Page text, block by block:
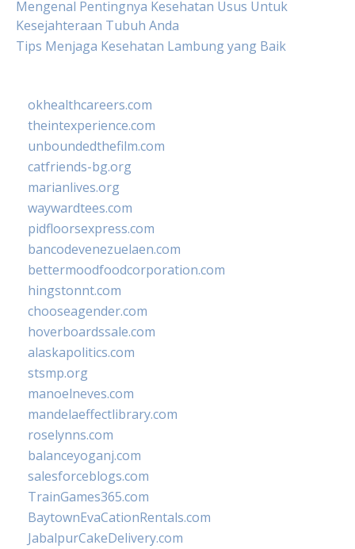
Mengenal Pentingnya Kesehatan Usus Untuk
Kesejahteraan Tubuh Anda
Tips Menjaga Kesehatan Lambung yang Baik
okhealthcareers.com
theintexperience.com
unboundedthefilm.com
catfriends-bg.org
marianlives.org
waywardtees.com
pidfloorsexpress.com
bancodevenezuelaen.com
bettermoodfoodcorporation.com
hingstonnt.com
chooseagender.com
hoverboardssale.com
alaskapolitics.com
stsmp.org
manoelneves.com
mandelaeffectlibrary.com
roselynns.com
balanceyoganj.com
salesforceblogs.com
TrainGames365.com
BaytownEvaCationRentals.com
JabalpurCakeDelivery.com